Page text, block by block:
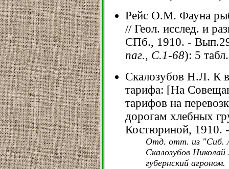
Рейс О.М. Фауна
// Геол. исслед. и
СПб., 1910. -
паг., С.1-68): 5
Скалозубов Н.Л. К
тарифа: [На
тарифов на
дорогам хлебных
Костюриной, 1910.
Отд. отт. из "Сиб.
Скалозубов
губернский агроном.